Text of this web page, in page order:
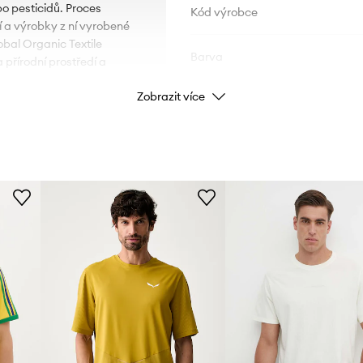
pesticidů. Proces
výrobky z ní vyrobené
Organic Textile
prostředí a
Kód výrobce
Značka
ID produktu
Zobrazit více